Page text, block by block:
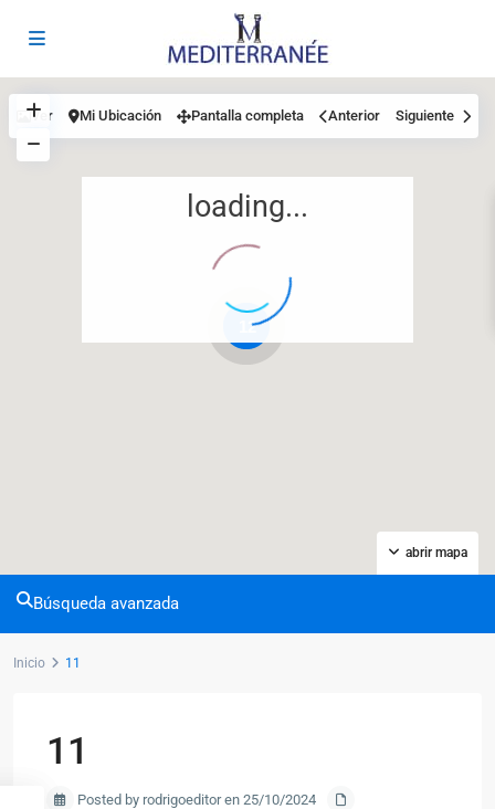
12
loading...
abrir mapa
Ver Mi Ubicación Pantalla completa Anterior Siguiente
Búsqueda avanzada
Inicio 11
11
Posted by rodrigoeditor en 25/10/2024